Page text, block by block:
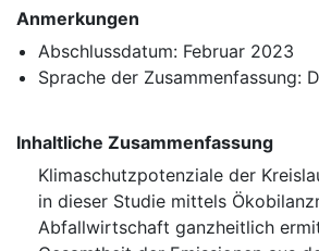
Anmerkungen
Abschlussdatum: Februar 2023
Sprache der Zusammenfassung:
Inhaltliche Zusammenfassung
Klimaschutzpotenziale der
in dieser Studie mittels
Abfallwirtschaft ganzheitlich